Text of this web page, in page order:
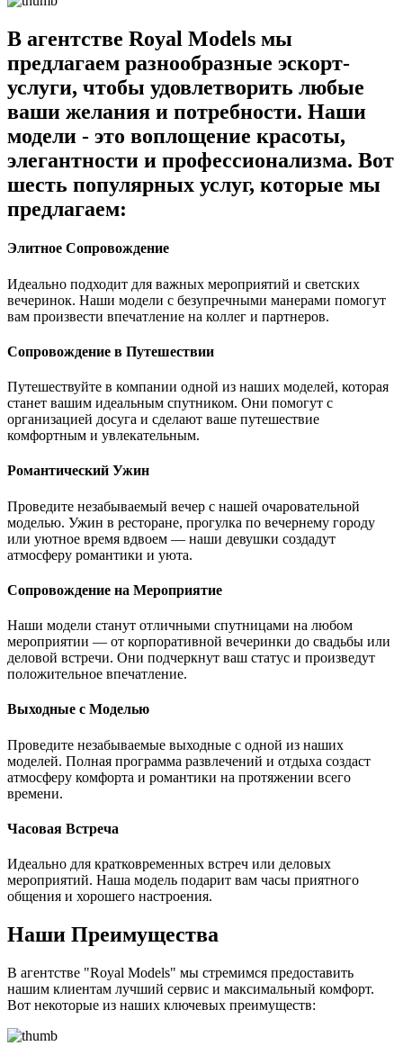
В агентстве Royal Models мы
предлагаем разнообразные эскорт-
услуги, чтобы удовлетворить любые
ваши желания и потребности. Наши
модели - это воплощение красоты,
элегантности и профессионализма. Вот
шесть популярных услуг, которые мы
предлагаем:
Элитное Сопровождение
Идеально подходит для важных мероприятий и светских
вечеринок. Наши модели с безупречными манерами помогут
вам произвести впечатление на коллег и партнеров.
Сопровождение в Путешествии
Путешествуйте в компании одной из наших моделей, которая
станет вашим идеальным спутником. Они помогут с
организацией досуга и сделают ваше путешествие
комфортным и увлекательным.
Романтический Ужин
Проведите незабываемый вечер с нашей очаровательной
моделью. Ужин в ресторане, прогулка по вечернему городу
или уютное время вдвоем — наши девушки создадут
атмосферу романтики и уюта.
Сопровождение на Мероприятие
Наши модели станут отличными спутницами на любом
мероприятии — от корпоративной вечеринки до свадьбы или
деловой встречи. Они подчеркнут ваш статус и произведут
положительное впечатление.
Выходные с Моделью
Проведите незабываемые выходные с одной из наших
моделей. Полная программа развлечений и отдыха создаст
атмосферу комфорта и романтики на протяжении всего
времени.
Часовая Встреча
Идеально для кратковременных встреч или деловых
мероприятий. Наша модель подарит вам часы приятного
общения и хорошего настроения.
Наши Преимущества
В агентстве "Royal Models" мы стремимся предоставить
нашим клиентам лучший сервис и максимальный комфорт.
Вот некоторые из наших ключевых преимуществ: